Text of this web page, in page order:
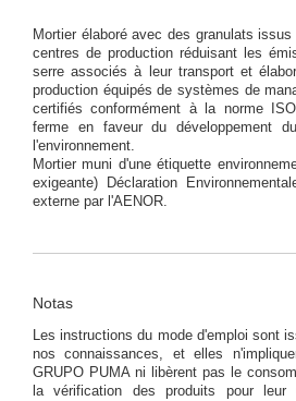
Mortier élaboré avec des granulats
centres de production réduisant les
serre associés à leur transport et
production équipés de systèmes de
certifiés conformément à la norme
ferme en faveur du développement
l'environnement.
Mortier muni d'une étiquette
exigeante) Déclaration
externe par l'AENOR.
Notas
Les instructions du mode d'emploi sont
nos connaissances, et elles
GRUPO PUMA ni libèrent pas le
la vérification des produits pour leur